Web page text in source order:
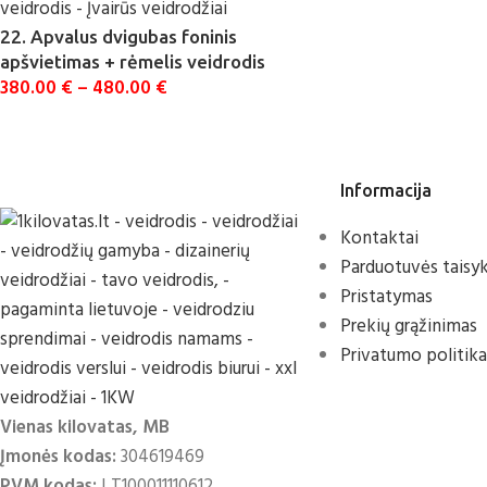
22. Apvalus dvigubas foninis
apšvietimas + rėmelis veidrodis
380.00 € – 480.00 €
Vienas kilovatas, MB
Įmonės kodas:304619469
Informacija
Kontaktai
Parduotuvės
Pristatymas
Prekių grąžinimas
Privatumo politika